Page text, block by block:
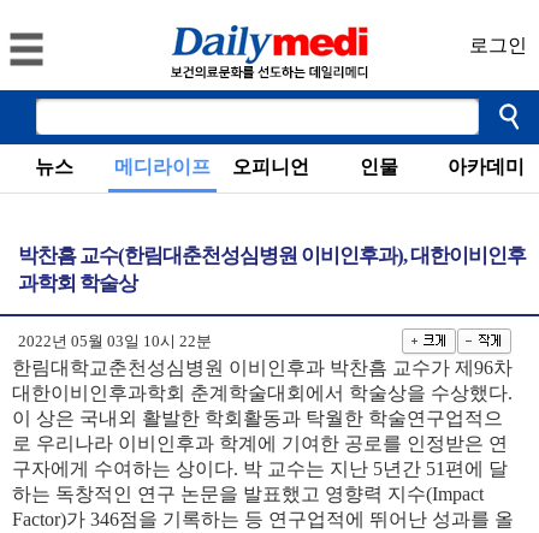
로그인
뉴스 메디라이프 오피니언 인물 아카데미
박찬흠 교수(한림대춘천성심병원 이비인후과), 대한이비인후
과학회 학술상
2022년 05월 03일 10시 22분
한림대학교춘천성심병원 이비인후과 박찬흠 교수가 제96차
대한이비인후과학회 춘계학술대회에서 학술상을 수상했다.
이 상은 국내외 활발한 학회활동과 탁월한 학술연구업적으
로 우리나라 이비인후과 학계에 기여한 공로를 인정받은 연
구자에게 수여하는 상이다. 박 교수는 지난 5년간 51편에 달
하는 독창적인 연구 논문을 발표했고 영향력 지수(Impact
Factor)가 346점을 기록하는 등 연구업적에 뛰어난 성과를 올